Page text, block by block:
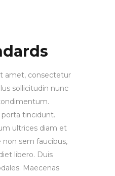
amet, consectetur
sollicitudin nunc
porta tincidunt.
ultrices diam et
sem faucibus,
libero. Duis
Maecenas